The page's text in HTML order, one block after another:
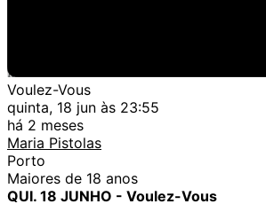
Voulez-Vous
quinta, 18 jun às 23:55
há 2 meses
Maria Pistolas
Porto
Maiores de 18 anos
QUI. 18 JUNHO - Voulez-Vous